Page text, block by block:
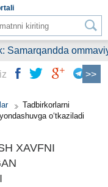
Tadbirkorlarni
oʻtkaziladi
ХAVFNI